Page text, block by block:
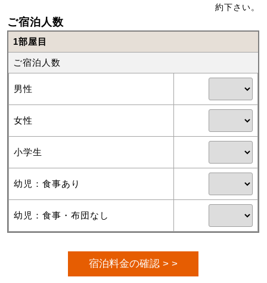
約下さい。
ご宿泊人数
1部屋目
ご宿泊人数
男性
女性
小学生
幼児：食事あり
幼児：食事・布団なし
宿泊料金の確認 > >